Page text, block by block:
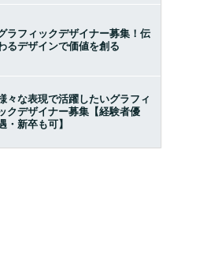
ラフィックデザイナー募集！伝
るデザインで価値を創る
々な表現で活躍したいグラフィ
クデザイナー募集【経験者優
・新卒も可】